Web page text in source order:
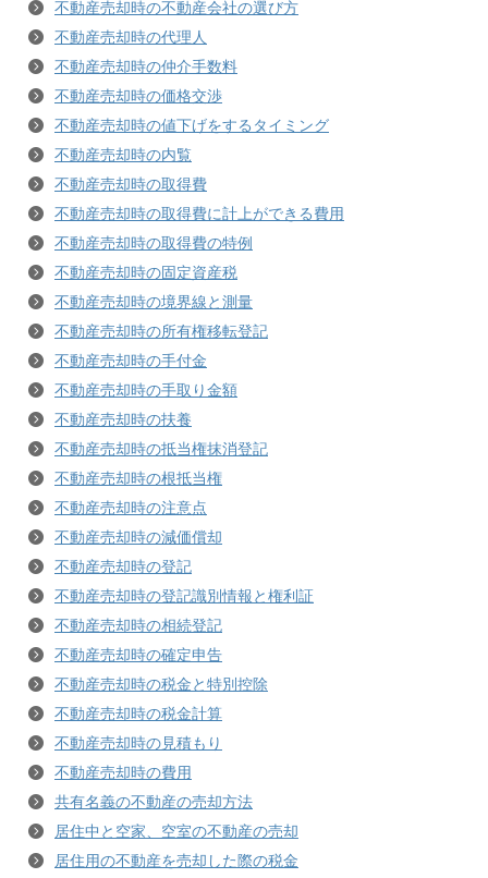
不動産売却時の不動産会社の選び方
不動産売却時の代理人
不動産売却時の仲介手数料
不動産売却時の価格交渉
不動産売却時の値下げをするタイミング
不動産売却時の内覧
不動産売却時の取得費
不動産売却時の取得費に計上ができる費用
不動産売却時の取得費の特例
不動産売却時の固定資産税
不動産売却時の境界線と測量
不動産売却時の所有権移転登記
不動産売却時の手付金
不動産売却時の手取り金額
不動産売却時の扶養
不動産売却時の抵当権抹消登記
不動産売却時の根抵当権
不動産売却時の注意点
不動産売却時の減価償却
不動産売却時の登記
不動産売却時の登記識別情報と権利証
不動産売却時の相続登記
不動産売却時の確定申告
不動産売却時の税金と特別控除
不動産売却時の税金計算
不動産売却時の見積もり
不動産売却時の費用
共有名義の不動産の売却方法
居住中と空家、空室の不動産の売却
居住用の不動産を売却した際の税金